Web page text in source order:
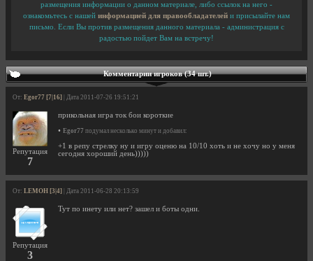
размещения информации о данном материале, либо ссылок на него -
ознакомьтесь с нашей информацией для правообладателей и присылайте нам
письмо. Если Вы против размещения данного материала - администрация с
радостью пойдет Вам на встречу!
Комментарии игроков (34 шт.)
От: Egor77 [7|16] | Дата 2011-07-26 19:51:21
Репутация
7
прикольная игра ток бои короткие
• Egor77 подумал несколько минут и добавил:
+1 в репу стрелку ну и игру оценю на 10/10 хоть и не хочу но у меня
сегодня хороший день)))))
От: LEMOH [3|4] | Дата 2011-06-28 20:13:59
Репутация
3
Тут по инету или нет? зашел и боты одни.